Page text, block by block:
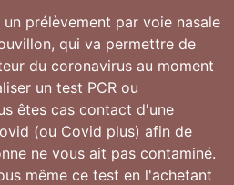
prélèvement par voie nasale
qui va permettre de
du coronavirus au moment
un test PCR ou
êtes cas contact d'une
(ou Covid plus) afin de
ne vous ait pas contaminé.
même ce test en l'achetant